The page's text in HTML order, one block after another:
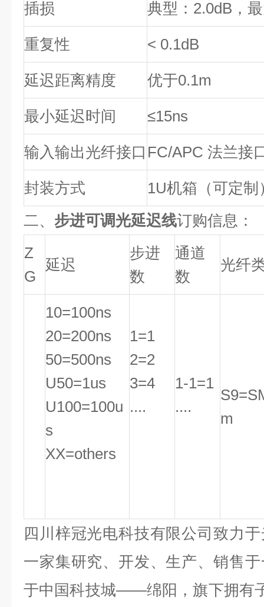
插损 典型：2.0dB，
重复性 < 0.1dB
延迟距离精度 优于0.1m
最小延迟时间 ≤15ns
输入输出光纤接口 FC/APC 法兰接
封装方式
1U机箱（可定制
二、 步进可调光延迟线订购信息：
Z
G
延迟
步进
数
通道
数
光纤
10=100ns
20=200ns
50=500ns
U50=1us
U100=100u
s
XX=others
1=1
2=2
3=4
....
1-1=1
....
m
四川梓冠光电科技有限公司致力
一家集研究、开发、生产、销售
于中国科技城——绵阳，旗下拥有